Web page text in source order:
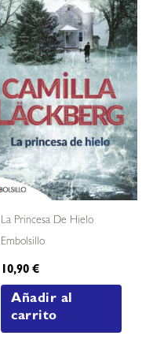
La Princesa De Hielo
Embolsillo
10,90€
Añadir al
carrito